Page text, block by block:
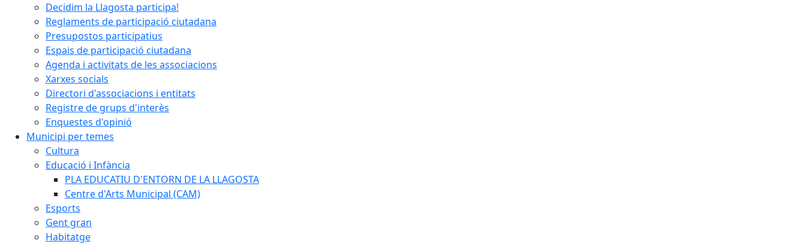
Decidim la Llagosta participa!
Reglaments de participació ciutadana
Presupostos participatius
Espais de participació ciutadana
Agenda i activitats de les associacions
Xarxes socials
Directori d'associacions i entitats
Registre de grups d'interès
Enquestes d'opinió
Municipi per temes
Cultura
Educació i Infància
PLA EDUCATIU D'ENTORN DE LA LLAGOSTA
Centre d'Arts Municipal (CAM)
Esports
Gent gran
Habitatge